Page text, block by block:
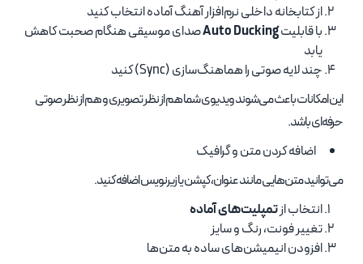
از کتابخانه داخلی نرم‌افزار آهنگ آماده انتخاب کنید
با قابلیتAuto Duckingصدای موسیقی هنگام صحبت کاهش
یابد
چند لایه صوتی را هماهنگ‌سازی (Sync) کنید
این امکانات باعث می‌شوند ویدیوی شما هم از نظر تصویری و هم از نظر صوتی
حرفه‌ای باشد.
اضافه کردن متن و گرافیک
می‌توانید متن‌هایی مانند عنوان، کپشن یا زیرنویس اضافه کنید.
انتخاب ازتمپلیت‌های آماده
تغییر فونت، رنگ و سایز
افزودن انیمیشن‌های ساده به متن‌ها